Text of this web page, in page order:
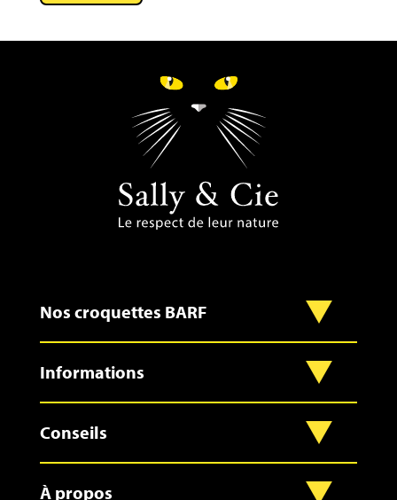
Nos croquettes BARF
Informations
Conseils
À propos